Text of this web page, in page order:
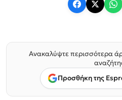
Ανακαλύψτε περισσότερα
Προσθήκη της